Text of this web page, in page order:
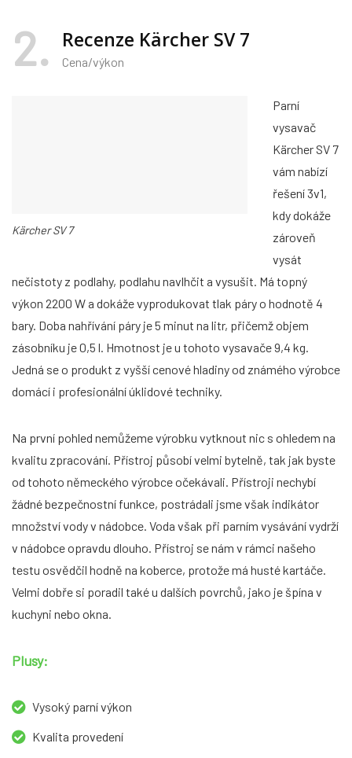
2 Recenze Kärcher SV 7
Cena/výkon
Kärcher SV 7
Parní
vysavač
Kärcher SV 7
vám nabízí
řešení 3v1,
kdy dokáže
zároveň
vysát
nečistoty z podlahy, podlahu navlhčit a vysušit. Má topný
výkon 2200 W a dokáže vyprodukovat tlak páry o hodnotě 4
bary. Doba nahřívání páry je 5 minut na litr, přičemž objem
zásobníku je 0,5 l. Hmotnost je u tohoto vysavače 9,4 kg.
Jedná se o produkt z vyšší cenové hladiny od známého výrobce
domácí i profesionální úklidové techniky.
Na první pohled nemůžeme výrobku vytknout nic s ohledem na
kvalitu zpracování. Přístroj působí velmi bytelně, tak jak byste
od tohoto německého výrobce očekávali. Přístroji nechybí
žádné bezpečnostní funkce, postrádali jsme však indikátor
množství vody v nádobce. Voda však při parním vysávání vydrží
v nádobce opravdu dlouho. Přístroj se nám v rámci našeho
testu osvědčil hodně na koberce, protože má husté kartáče.
Velmi dobře si poradil také u dalších povrchů, jako je špína v
kuchyni nebo okna.
Plusy:
Vysoký parní výkon
Kvalita provedení